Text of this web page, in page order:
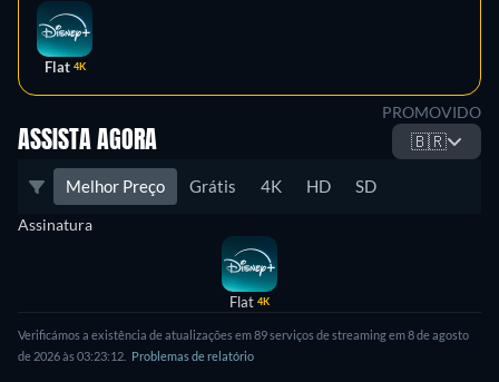
Flat 4K
PROMOVIDO
ASSISTA AGORA 🇧🇷
Melhor Preço Grátis 4K HD SD
Assinatura
Flat 4K
Verificámos a existência de atualizações em 89 serviços de streaming em 8 de agosto
de 2026 às 03:23:12.
Problemas de relatório